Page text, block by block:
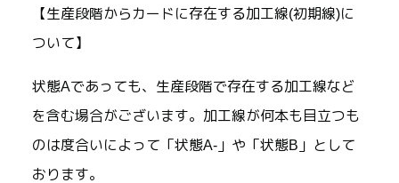
【生産段階からカードに存在する加工線(初期線)に
ついて】
状態Aであっても、生産段階で存在する加工線など
を含む場合がございます。加工線が何本も目立つも
のは度合いによって「状態A-」や「状態B」として
おります。